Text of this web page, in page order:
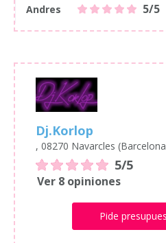
Andres 5/5
Dj.Korlop
, 08270 Navarcles
5/5
Ver 8 opiniones
Pide